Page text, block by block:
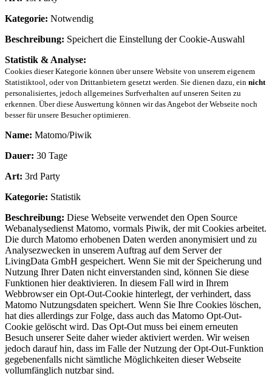
Kategorie: Notwendig
Beschreibung: Speichert die Einstellung der Cookie-Auswahl
Statistik & Analyse:
Cookies dieser Kategorie können über unsere Website von unserem eigenem
Statistiktool, oder von Drittanbietern gesetzt werden. Sie dienen dazu, ein nicht
personalisiertes, jedoch allgemeines Surfverhalten auf unseren Seiten zu
erkennen. Über diese Auswertung können wir das Angebot der Webseite noch
besser für unsere Besucher optimieren.
Name: Matomo/Piwik
Dauer: 30 Tage
Art: 3rd Party
Kategorie: Statistik
Beschreibung: Diese Webseite verwendet den Open Source
Webanalysedienst Matomo, vormals Piwik, der mit Cookies arbeitet.
Die durch Matomo erhobenen Daten werden anonymisiert und zu
Analysezwecken in unserem Auftrag auf dem Server der
LivingData GmbH gespeichert. Wenn Sie mit der Speicherung und
Nutzung Ihrer Daten nicht einverstanden sind, können Sie diese
Funktionen hier deaktivieren. In diesem Fall wird in Ihrem
Webbrowser ein Opt-Out-Cookie hinterlegt, der verhindert, dass
Matomo Nutzungsdaten speichert. Wenn Sie Ihre Cookies löschen,
hat dies allerdings zur Folge, dass auch das Matomo Opt-Out-
Cookie gelöscht wird. Das Opt-Out muss bei einem erneuten
Besuch unserer Seite daher wieder aktiviert werden. Wir weisen
jedoch darauf hin, dass im Falle der Nutzung der Opt-Out-Funktion
gegebenenfalls nicht sämtliche Möglichkeiten dieser Webseite
vollumfänglich nutzbar sind.